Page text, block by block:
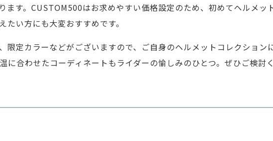
ます。CUSTOM500はお求めやすい価格設定のため、初めてヘルメッ
たい方にも大変おすすめです。
限定カラーなどがございますので、ご自身のヘルメットコレクション
に合わせたコーディネートもライダーの愉しみのひとつ。ぜひご検討く